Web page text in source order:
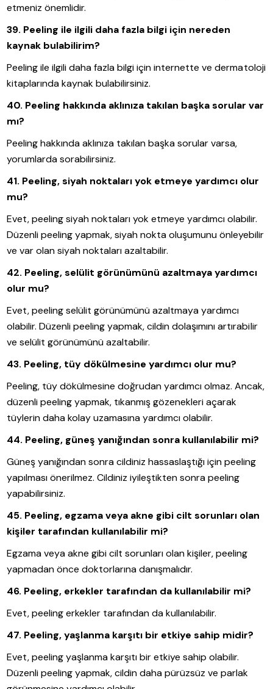
etmeniz önemlidir.
39. Peeling ile ilgili daha fazla bilgi için nereden
kaynak bulabilirim?
Peeling ile ilgili daha fazla bilgi için internette ve dermatoloji
kitaplarında kaynak bulabilirsiniz.
40. Peeling hakkında aklınıza takılan başka sorular var
mı?
Peeling hakkında aklınıza takılan başka sorular varsa,
yorumlarda sorabilirsiniz.
41. Peeling, siyah noktaları yok etmeye yardımcı olur
mu?
Evet, peeling siyah noktaları yok etmeye yardımcı olabilir.
Düzenli peeling yapmak, siyah nokta oluşumunu önleyebilir
ve var olan siyah noktaları azaltabilir.
42. Peeling, selülit görünümünü azaltmaya yardımcı
olur mu?
Evet, peeling selülit görünümünü azaltmaya yardımcı
olabilir. Düzenli peeling yapmak, cildin dolaşımını artırabilir
ve selülit görünümünü azaltabilir.
43. Peeling, tüy dökülmesine yardımcı olur mu?
Peeling, tüy dökülmesine doğrudan yardımcı olmaz. Ancak,
düzenli peeling yapmak, tıkanmış gözenekleri açarak
tüylerin daha kolay uzamasına yardımcı olabilir.
44. Peeling, güneş yanığından sonra kullanılabilir mi?
Güneş yanığından sonra cildiniz hassaslaştığı için peeling
yapılması önerilmez. Cildiniz iyileştikten sonra peeling
yapabilirsiniz.
45. Peeling, egzama veya akne gibi cilt sorunları olan
kişiler tarafından kullanılabilir mi?
Egzama veya akne gibi cilt sorunları olan kişiler, peeling
yapmadan önce doktorlarına danışmalıdır.
46. Peeling, erkekler tarafından da kullanılabilir mi?
Evet, peeling erkekler tarafından da kullanılabilir.
47. Peeling, yaşlanma karşıtı bir etkiye sahip midir?
Evet, peeling yaşlanma karşıtı bir etkiye sahip olabilir.
Düzenli peeling yapmak, cildin daha pürüzsüz ve parlak